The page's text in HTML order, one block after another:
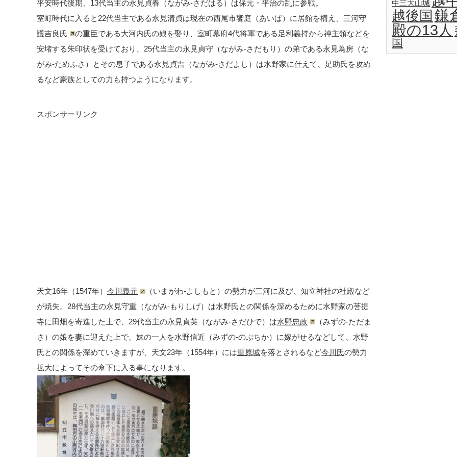
平安時代後期、13代当主の永見貞春（ながみ-さだはる）は保元・平治の乱に参戦。
室町時代に入ると22代当主である永見清貞は現在の西尾市饗庭（あいば）に居館を構え、三河守
護吉良氏
の重臣である大河内氏の娘を娶り、室町幕府4代将軍である足利義持から神主領などを
安堵する朱印状を受けており、25代当主の永見貞守（ながみ-さだもり）の弟である永見為房（な
がみ-ためふさ）とその息子である永見貞吉（ながみ-さだよし）は水野家に仕えて、足助氏を攻め
るなど豪族としての力も持つようになります。
スポンサーリンク
天文16年（1547年） 今川義元
（いまがわ-よしもと）の勢力が三河に及び、知立神社の社殿など
が焼失。28代当主の永見守重（ながみ-もりしげ）は水野氏との関係を深めるために水野家の菩提
寺に田畑を寄進した上で、29代当主の永見貞英（ながみ-さだひで）は水野忠政
（みずの-ただま
さ）の娘を妻に迎えた上で、妹の一人を水野信近（みずの-のぶちか）に嫁がせるなどして、水野
氏との関係を深めていきますが、天文23年（1554年）には重原城を落とされるなど今川氏の勢力
拡大によってその傘下に入る事になります。
中三大山城
越後国 鎌
殿の13人
国